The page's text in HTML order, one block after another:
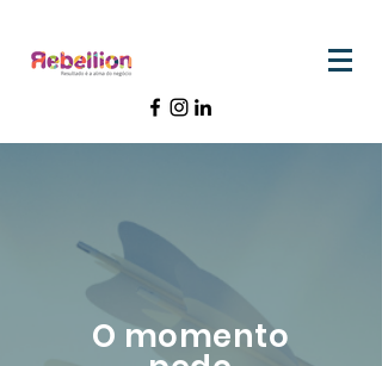
O momento